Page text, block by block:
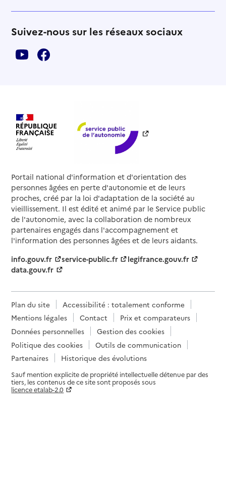
Suivez-nous sur les réseaux sociaux
Portail national d'information et d'orientation des
personnes âgées en perte d'autonomie et de leurs
proches, créé par la loi d'adaptation de la société au
vieillissement. Il est édité et animé par le Service public
de l'autonomie, avec la collaboration de nombreux
partenaires engagés dans l'accompagnement et
l'information des personnes âgées et de leurs aidants.
info.gouv.fr
service-public.fr
legifrance.gouv.fr
data.gouv.fr
Plan du site
Accessibilité : totalement conforme
Mentions légales
Contact
Prix et comparateurs
Données personnelles
Gestion des cookies
Politique des cookies
Outils de communication
Partenaires
Historique des évolutions
Sauf mention explicite de propriété intellectuelle détenue par des
tiers, les contenus de ce site sont proposés sous
licence etalab-2.0